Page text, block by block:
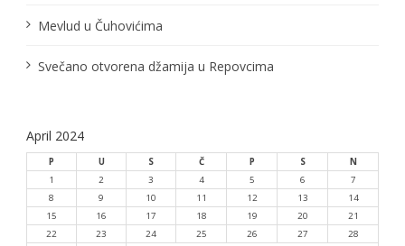
a Mevlud u Čuhovićima
Svečano otvorena džamija u Repovcima
April 2024
P U S Č P S
N
1
2 3 4 5 6
7
8
9 10 11 12 13
14
15
16 17 18 19 20
21
22
23 24 25 26 27
28